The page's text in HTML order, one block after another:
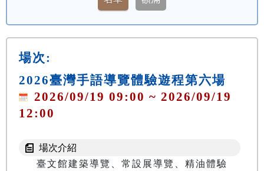
場次:
2026臺灣手語導覽體驗遊程第六場
2026/09/19 09:00 ~ 2026/09/19
12:00
場次介紹
臺文館建築導覽、常設展導覽、精油體驗